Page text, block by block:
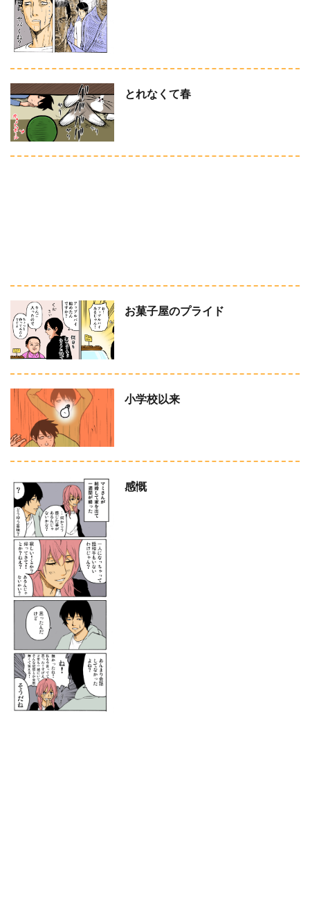
とれなくて春
お菓子屋のプライド
小学校以来
感慨